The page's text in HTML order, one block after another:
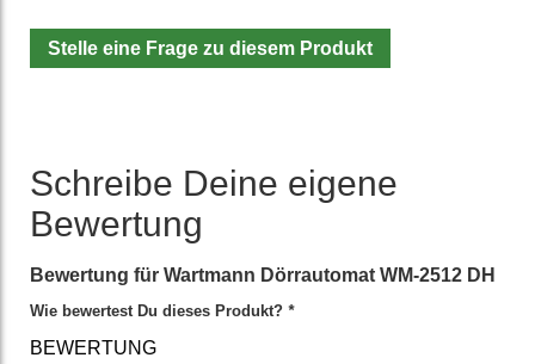
Stelle eine Frage zu diesem Produkt
Schreibe Deine eigene
Bewertung
Bewertung für Wartmann Dörrautomat WM-2512 DH
Wie bewertest Du dieses Produkt? *
BEWERTUNG